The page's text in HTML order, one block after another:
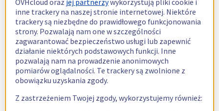
OVHcloud oraz jej partnerzywykorzystują pliki cookie i
inne trackery na naszej stronie internetowej. Niektóre
trackery są niezbędne do prawidłowego funkcjonowania
strony. Pozwalają nam one w szczególności
zagwarantować bezpieczeństwo usługi lub zapewnić
działanie niektórych podstawowych funkcji. Inne
pozwalają nam na prowadzenie anonimowych
pomiarów oglądalności. Te trackery są zwolnione z
obowiązku uzyskania zgody.
Z zastrzeżeniem Twojej zgody, wykorzystujemy również: